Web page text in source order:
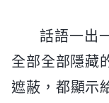
話語一出
全部全部隱藏
遮蔽，都顯示